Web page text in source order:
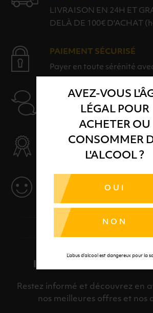
AVEZ-VOUS
LÉGAL POUR
ACHETER OU
CONSOMMER
L'ALCOOL ?
OUI
NON
L’abus d’alcool est dangereux pour la
LIVRAISON EN 24H ET
DELÀ DE 100€ D'ACHAT
PAIEMENT SÉCURISÉ
Payer en toute sérénité
AIDE
Nos conseillers sont à
SÉLECTION & QUALITÉ
Des produits sélectionnés
SERVICE
Des solutions adaptées à
INSCRIPTION À LA
Restez informé et découvrez en
nos meilleures offres et nos